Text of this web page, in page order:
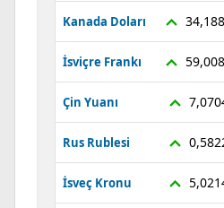
Kanada Doları
İsviçre Frankı
Çin Yuanı
Rus Rublesi
İsveç Kronu